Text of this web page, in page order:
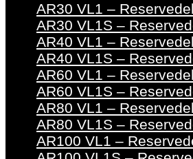
AR30 VL1 –
AR30 VL1S –
AR40 VL1 –
AR40 VL1S –
AR60 VL1 –
AR60 VL1S –
AR80 VL1 –
AR80 VL1S –
AR100 VL1 –